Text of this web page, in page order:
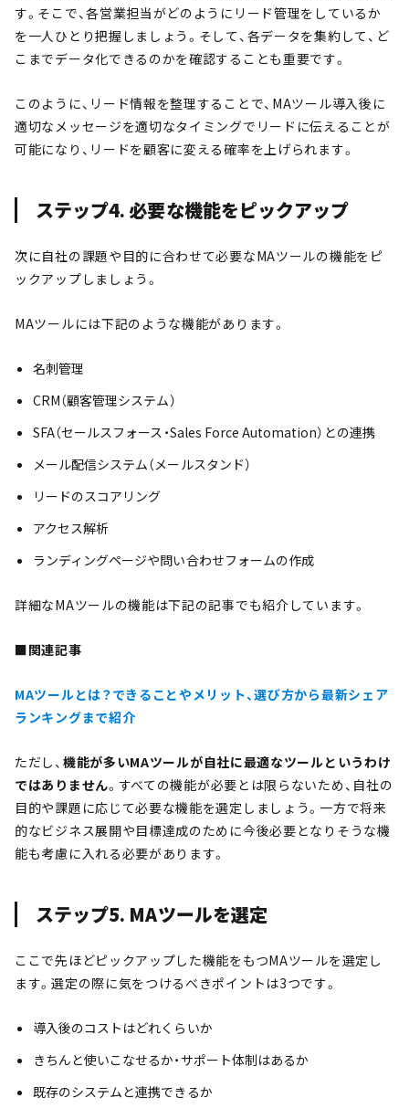
す。そこで、各営業担当がどのようにリード管理をしているか
を一人ひとり把握しましょう。そして、各データを集約して、ど
こまでデータ化できるのかを確認することも重要です。
このように、リード情報を整理することで、MAツール導入後に
適切なメッセージを適切なタイミングでリードに伝えることが
可能になり、リードを顧客に変える確率を上げられます。
ステップ4. 必要な機能をピックアップ
次に自社の課題や目的に合わせて必要なMAツールの機能をピ
ックアップしましょう。
MAツールには下記のような機能があります。
名刺管理
CRM（顧客管理システム）
SFA（セールスフォース・Sales Force Automation）との連携
メール配信システム（メールスタンド）
リードのスコアリング
アクセス解析
ランディングページや問い合わせフォームの作成
詳細なMAツールの機能は下記の記事でも紹介しています。
■関連記事
MAツールとは？できることやメリット、選び方から最新シェア
ランキングまで紹介
ただし、 機能が多いMAツールが自社に最適なツールというわけ
ではありません。すべての機能が必要とは限らないため、自社の
目的や課題に応じて必要な機能を選定しましょう。一方で将来
的なビジネス展開や目標達成のために今後必要となりそうな機
能も考慮に入れる必要があります。
ステップ5. MAツールを選定
ここで先ほどピックアップした機能をもつMAツールを選定し
ます。選定の際に気をつけるべきポイントは3つです。
導入後のコストはどれくらいか
きちんと使いこなせるか・サポート体制はあるか
既存のシステムと連携できるか